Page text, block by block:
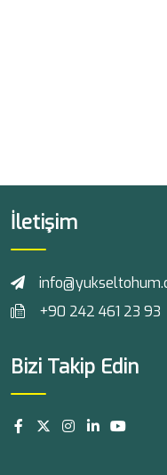
İletişim
+90 242 461 23 93
Bizi Takip Edin